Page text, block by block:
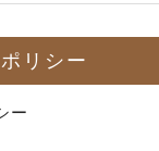
リシー
ー